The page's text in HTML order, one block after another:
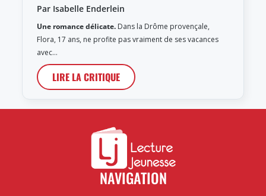
Par Isabelle Enderlein
Une romance délicate. Dans la Drôme provençale,
Flora, 17 ans, ne profite pas vraiment de ses vacances
avec…
LIRE LA CRITIQUE
NAVIGATION